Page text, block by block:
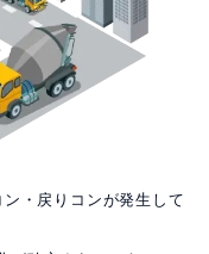
・戻りコンが発生して